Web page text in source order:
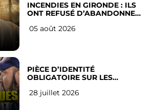
INCENDIES EN GIRONDE : ILS
ONT REFUSÉ D’ABANDONNER
05 août 2026
PIÈCE D’IDENTITÉ
OBLIGATOIRE SUR LES
Français
28 juillet 2026